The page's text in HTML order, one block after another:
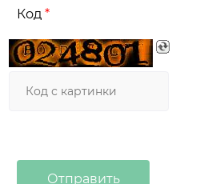
Код